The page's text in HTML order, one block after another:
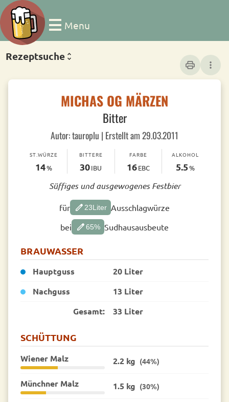
Menu
Rezeptsuche
print more_vert
MICHAS OG MÄRZEN
Bitter
Autor: tauroplu | Erstellt am 29.03.2011
ST.WÜRZE
14%
BITTERE
30IBU
FARBE
16EBC
ALKOHOL
5.5%
Süffiges und ausgewogenes Festbier
für edit 23Liter Ausschlagwürze
bei edit65% Sudhausausbeute
BRAUWASSER
Hauptguss
20 Liter
Nachguss
13 Liter
Gesamt:
33 Liter
SCHÜTTUNG
Wiener Malz 2.2 kg (44%)
Münchner Malz 1.5 kg (30%)